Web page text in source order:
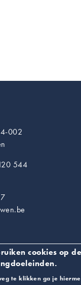
002
544
cookies op
te klikken ga je